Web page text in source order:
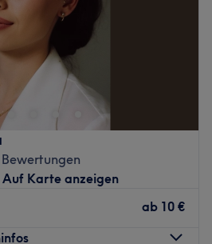
Auf Karte anzeigen
ab 10 €